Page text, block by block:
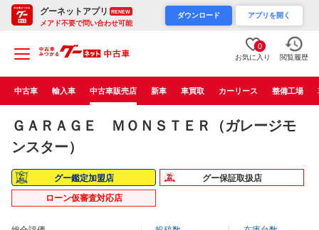
グーネットアプリ RENEW
メアド不要で問い合わせ可能
ダウンロード アプリを開く
0
お気に入り 閲覧履歴
中古車 輸入車 中古車販売店 新車 車買取 カーリース 整備工場
ＧＡＲＡＧＥ ＭＯＮＳＴＥＲ（ガレージモ
ンスター）
グー鑑定加盟店
グー保証取扱店
ローン仮審査対応店